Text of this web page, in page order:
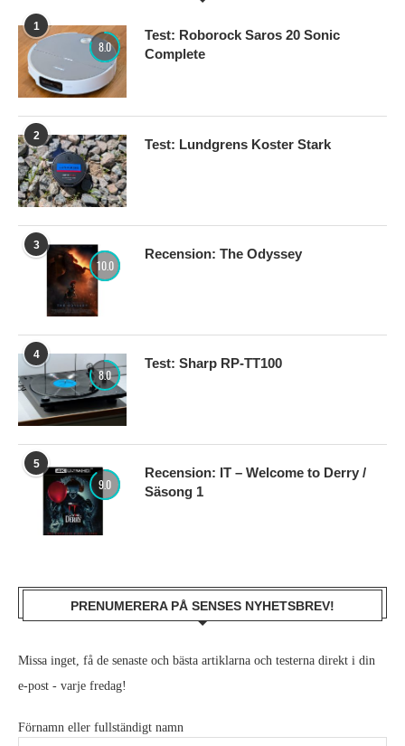
1
8.0
Test: Roborock Saros 20 Sonic
Complete
2
Test: Lundgrens Koster Stark
3
10.0
Recension: The Odyssey
4
8.0
Test: Sharp RP-TT100
5
9.0
Recension: IT – Welcome to Derry /
Säsong 1
PRENUMERERA PÅ SENSES NYHETSBREV!
Missa inget, få de senaste och bästa artiklarna och testerna direkt i din
e-post - varje fredag!
Förnamn eller fullständigt namn